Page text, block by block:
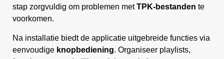
stap zorgvuldig om problemen metTPK-bestanden te
voorkomen.
Na installatie biedt de applicatie uitgebreide functies via
eenvoudige knopbediening. Organiseer playlists,